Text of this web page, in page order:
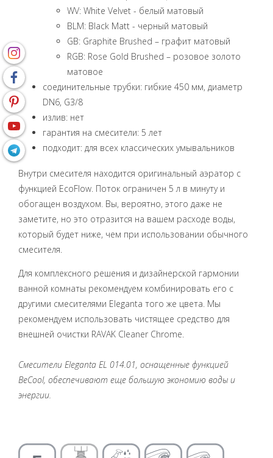
WV: White Velvet - белый матовый
BLM: Black Matt - черный матовый
GB: Graphite Brushed – графит матовый
RGB: Rose Gold Brushed – розовое золото
матовое
соединительные трубки: гибкие 450 мм, диаметр
DN6, G3/8
излив: нет
гарантия на смесители: 5 лет
подходит: для всех классических умывальников
Внутри смесителя находится оригинальный аэратор с
функцией EcoFlow. Поток ограничен 5 л в минуту и
обогащен воздухом. Вы, вероятно, этого даже не
заметите, но это отразится на вашем расходе воды,
который будет ниже, чем при использовании обычного
смесителя.
Для комплексного решения и дизайнерской гармонии
ванной комнаты рекомендуем комбинировать его с
другими смесителями Eleganta того же цвета. Мы
рекомендуем использовать чистящее средство для
внешней очистки RAVAK Cleaner Chrome.
Смесители Eleganta EL 014.01, оснащенные функцией
BeCool, обеспечивают еще большую экономию воды и
энергии.